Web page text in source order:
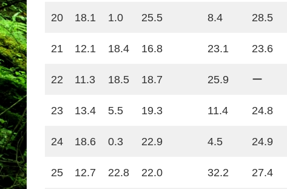
20 18.1 1.0 25.5 8.4 28.5
21 12.1 18.4 16.8 23.1 23.6
22 11.3 18.5 18.7 25.9 ー
23 13.4 5.5 19.3 11.4 24.8
24 18.6 0.3 22.9 4.5 24.9
25 12.7 22.8 22.0 32.2 27.4